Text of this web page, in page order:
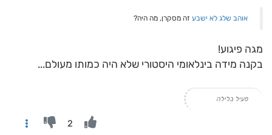
אוהב שלג לא ישבע זה מסקרן, מה היה?
מגה פיגוע!
בקנה מידה בינלאומי היסטורי שלא היה כמותו מעולם...
פעיל בלילה
2